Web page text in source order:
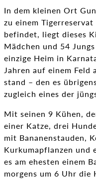
In dem kleinen Ort
zu einem
befindet, liegt dieses
Mädchen und 54
einzige Heim in
Jahren auf einem Feld
stand – den es
zugleich eines der
Mit seinen 9 Kühen,
einer Katze, drei
mit Bananenstauden,
Kurkumapflanzen und
es am ehesten einem
morgens um 6 Uhr die